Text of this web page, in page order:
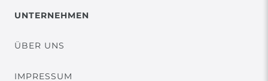
UNTERNEHMEN
ÜBER UNS
IMPRESSUM